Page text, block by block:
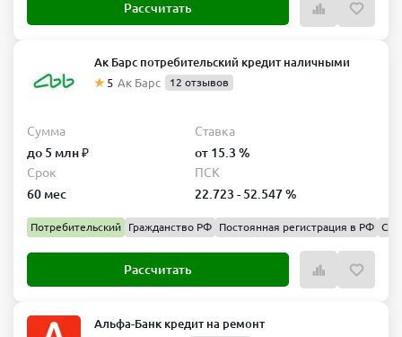
Рассчитать
Ак Барс потребительский кредит наличными
5 Ак Барс 12 отзывов
Сумма
до 5 млн ₽
Ставка
от 15.3 %
Срок
60 мес
ПСК
22.723 - 52.547 %
Потребительский Гражданство РФ Постоянная регистрация в РФ
Рассчитать
Альфа-Банк кредит на ремонт